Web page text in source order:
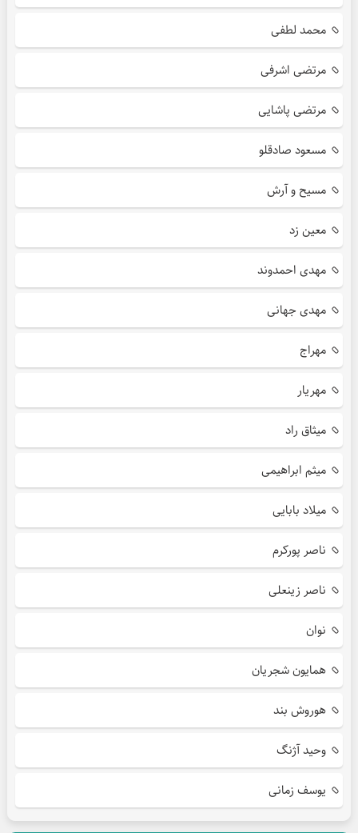
محمد لطفی
مرتضی اشرفی
مرتضی پاشایی
مسعود صادقلو
مسیح و آرش
معین زد
مهدی احمدوند
مهدی جهانی
مهراج
مهریار
میثاق راد
میثم ابراهیمی
میلاد بابایی
ناصر پورکرم
ناصر زینعلی
نوان
همایون شجریان
هوروش بند
وحید آژنگ
یوسف زمانی